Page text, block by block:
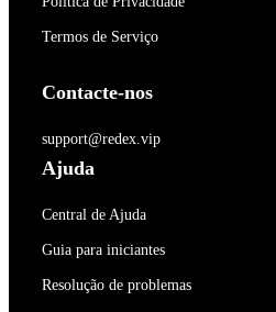
Termos de Serviço
Contacte-nos
support@redex.vip
Ajuda
Central de Ajuda
Guia para iniciantes
Resolução de problemas